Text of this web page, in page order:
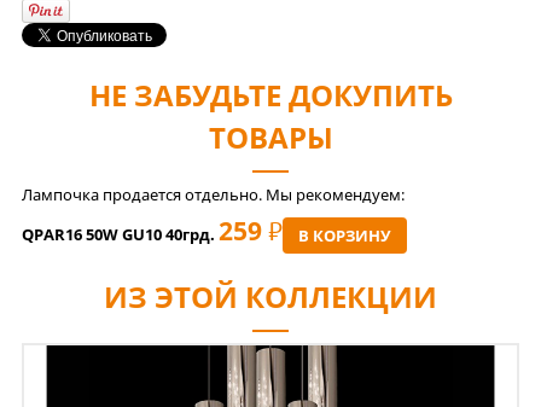
НЕ ЗАБУДЬТЕ ДОКУПИТЬ
ТОВАРЫ
Лампочка продается отдельно. Мы рекомендуем:
QPAR16 50W GU10 40грд. 259 РУБ В КОРЗИНУ
ИЗ ЭТОЙ КОЛЛЕКЦИИ